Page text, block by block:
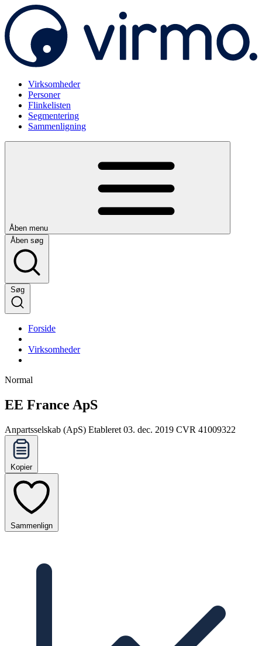
Virksomheder
Personer
Flinkelisten
Segmentering
Sammenligning
Åben menu
Åben søg
Søg
Forside
Virksomheder
Normal
EE France ApS
Anpartsselskab (ApS) Etableret 03. dec. 2019 CVR 41009322
Kopier
Sammenlign